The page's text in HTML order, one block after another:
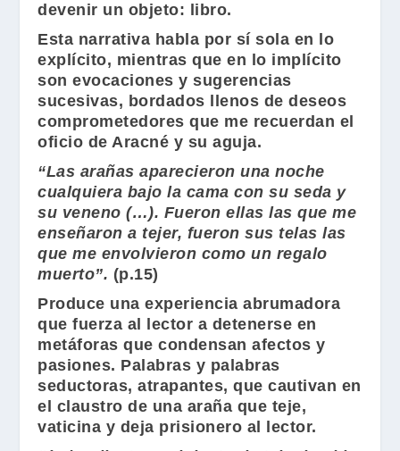
devenir un objeto: libro.
Esta narrativa habla por sí sola en lo
explícito, mientras que en lo implícito
son evocaciones y sugerencias
sucesivas, bordados llenos de deseos
comprometedores que me recuerdan el
oficio de Aracné y su aguja.
“Las arañas aparecieron una noche
cualquiera bajo la cama con su seda y
su veneno (…). Fueron ellas las que me
enseñaron a tejer, fueron sus telas las
que me envolvieron como un regalo
muerto”. (p.15)
Produce una experiencia abrumadora
que fuerza al lector a detenerse en
metáforas que condensan afectos y
pasiones. Palabras y palabras
seductoras, atrapantes, que cautivan en
el claustro de una araña que teje,
vaticina y deja prisionero al lector.